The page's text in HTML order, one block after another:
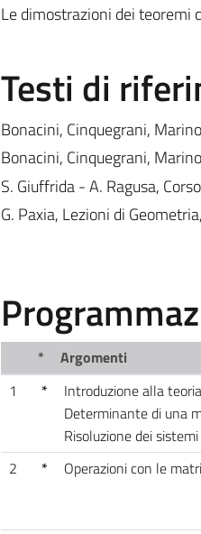
Le dimostrazioni dei teoremi
Testi di
Bonacini, Cinquegrani,
Bonacini, Cinquegrani,
S. Giuffrida - A. Ragusa,
G. Paxia, Lezioni di
* Argomenti
1
*
Introduzione alla
Determinante di una
Risoluzione dei
2
* Operazioni con le